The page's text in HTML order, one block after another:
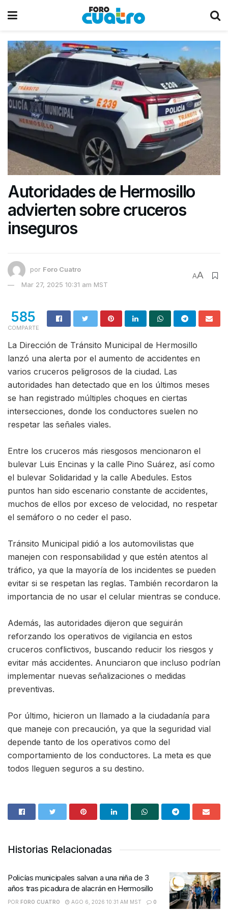
Autoridades de Hermosillo
advierten sobre cruceros
inseguros
por Foro Cuatro
Mar 27, 2025 10:31 am MST
AA
585
COMPARTE
La Dirección de Tránsito Municipal de Hermosillo
lanzó una alerta por el aumento de accidentes en
varios cruceros peligrosos de la ciudad. Las
autoridades han detectado que en los últimos meses
se han registrado múltiples choques en ciertas
intersecciones, donde los conductores suelen no
respetar las señales viales.
Entre los cruceros más riesgosos mencionaron el
bulevar Luis Encinas y la calle Pino Suárez, así como
el bulevar Solidaridad y la calle Abedules. Estos
puntos han sido escenario constante de accidentes,
muchos de ellos por exceso de velocidad, no respetar
el semáforo o no ceder el paso.
Tránsito Municipal pidió a los automovilistas que
manejen con responsabilidad y que estén atentos al
tráfico, ya que la mayoría de los incidentes se pueden
evitar si se respetan las reglas. También recordaron la
importancia de no usar el celular mientras se conduce.
Además, las autoridades dijeron que seguirán
reforzando los operativos de vigilancia en estos
cruceros conflictivos, buscando reducir los riesgos y
evitar más accidentes. Anunciaron que incluso podrían
implementar nuevas señalizaciones o medidas
preventivas.
Por último, hicieron un llamado a la ciudadanía para
que maneje con precaución, ya que la seguridad vial
depende tanto de los operativos como del
comportamiento de los conductores. La meta es que
todos lleguen seguros a su destino.
Historias Relacionadas
Policías municipales salvan a una niña de 3
años tras picadura de alacrán en Hermosillo
POR FORO CUATRO AGO 6, 2026 10:31 AM MST 0